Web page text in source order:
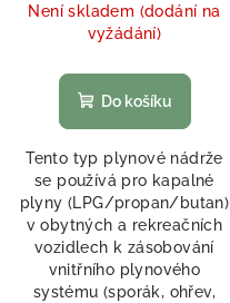
Není skladem (dodání na
vyžádání)
Do košíku
Tento typ plynové nádrže
se používá pro kapalné
plyny (LPG/propan/butan)
v obytných a rekreačních
vozidlech k zásobování
vnitřního plynového
systému (sporák, ohřev,